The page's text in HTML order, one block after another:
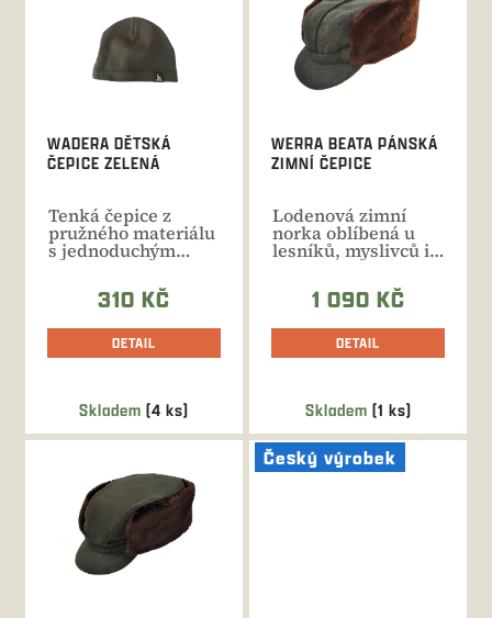
Skladem (4 ks)
WADERA DĚTSKÁ
ČEPICE ZELENÁ
Tenká čepice z
pružného materiálu
s jednoduchým
lemem pro
nejmenší výletníky.
310 KČ
DETAIL
Skladem (1 ks)
WERRA BEATA PÁNSKÁ
ZIMNÍ ČEPICE
Lodenová zimní
norka oblíbená u
lesníků, myslivců i
rybářů s
ohrnovacím
lemem...
1 090 KČ
DETAIL
Český výrobek